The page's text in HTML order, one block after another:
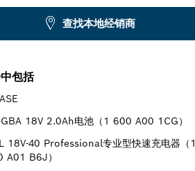
查找本地经销商
包括
18V 2.0Ah电池（1 600 A00 1CG）
18V-40 Professional专业型快速充电器（1
A01 B6J）